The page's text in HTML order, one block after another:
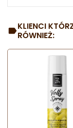
KLIENCI
RÓWNIEŻ: